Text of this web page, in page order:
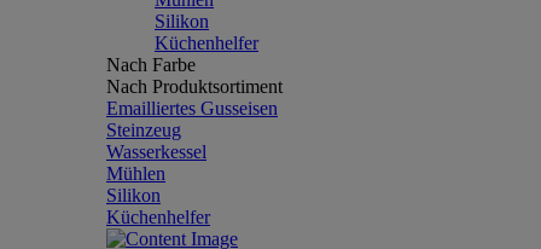
Silikon
Küchenhelfer
Nach Farbe
Nach Produktsortiment
Emailliertes Gusseisen
Steinzeug
Wasserkessel
Mühlen
Silikon
Küchenhelfer